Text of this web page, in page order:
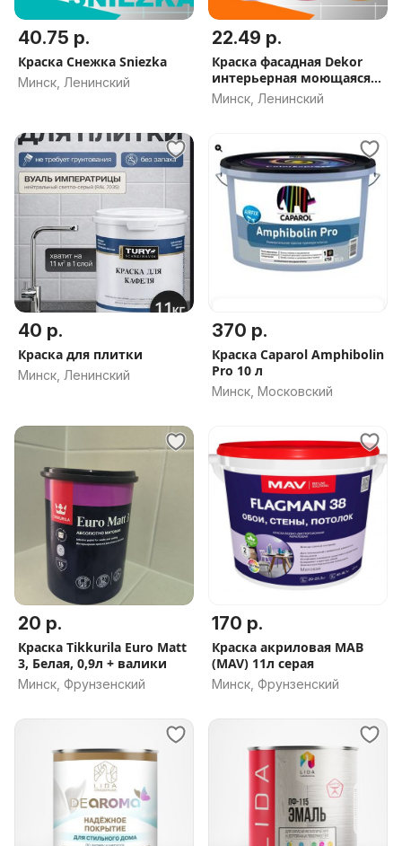
40.75 р.
Краска Снежка Sniezka
Минск, Ленинский
22.49 р.
Краска фасадная Dekor
интерьерная моющаяся
акриловая
Минск, Ленинский
40 р.
Краска для плитки
Минск, Ленинский
370 р.
Краска Caparol Amphibolin
Pro 10 л
Минск, Московский
20 р.
Краска Tikkurila Euro Matt
3, Белая, 0,9л + валики
Минск, Фрунзенский
170 р.
Краска акриловая МАВ
(MAV) 11л серая
Минск, Фрунзенский